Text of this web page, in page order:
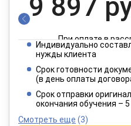
При оплате в
4 949
При оплате в
Индивидуально
нужды клиента
Срок готовности
(в день оплаты
Срок отправки
окончания обучения –
Смотреть еще (3)